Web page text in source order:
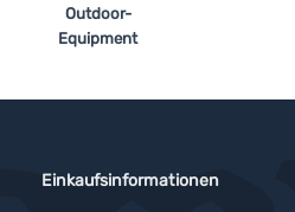
Outdoor-
Equipment
Einkaufsinformationen